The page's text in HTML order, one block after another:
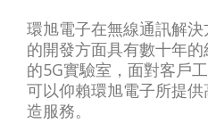
環旭電子在無線通訊解
的開發方面具有數十年
的5G實驗室，面對客戶
可以仰賴環旭電子所提
造服務。